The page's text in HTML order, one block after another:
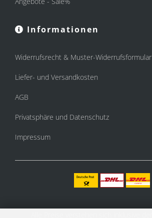
Informationen
Widerrufsrecht & Muster-Widerrufsformular
Liefer- und Versandkosten
AGB
Privatsphäre und Datenschutz
Impressum